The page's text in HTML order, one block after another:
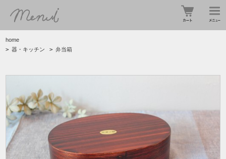
home
> 器・キッチン > 弁当箱